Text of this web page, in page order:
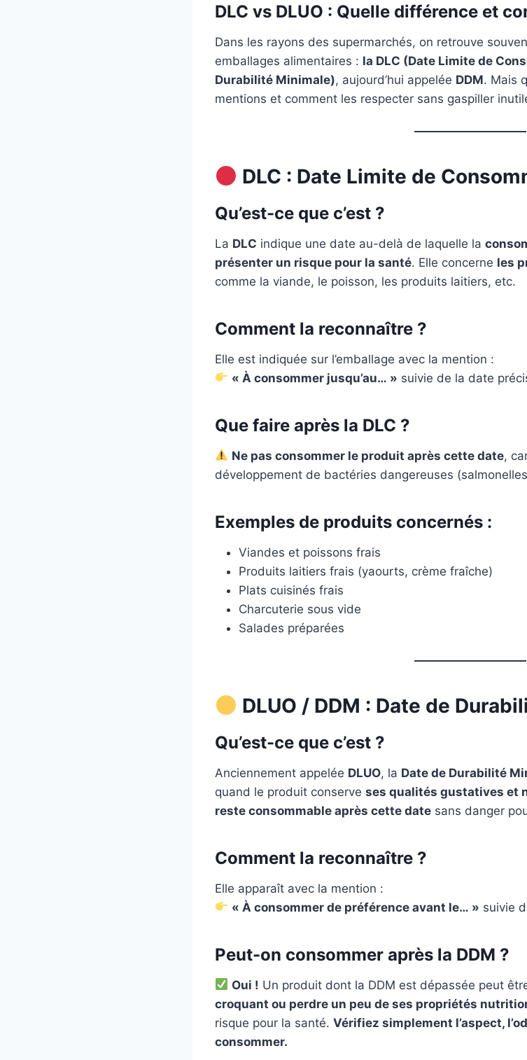
DLC vs DLUO : Quelle différence et
Dans les rayons des supermarchés, on retrouve
emballages alimentaires : la DLC (Date Limite de
Durabilité Minimale), aujourd’hui appelée DDM. Mais
mentions et comment les respecter sans gaspiller
DLC : Date Limite de
Qu’est-ce que c’est ?
La DLC indique une date au-delà de laquelle la
présenter un risque pour la santé. Elle concerne les
comme la viande, le poisson, les produits laitiers, etc.
Comment la reconnaître ?
Elle est indiquée sur l’emballage avec la mention :
« À consommer jusqu’au… » suivie de la date
Que faire après la DLC ?
Ne pas consommer le produit après cette date,
développement de bactéries dangereuses
Exemples de produits concernés :
Viandes et poissons frais
Produits laitiers frais (yaourts, crème fraîche)
Plats cuisinés frais
Charcuterie sous vide
Salades préparées
DLUO / DDM : Date de
Qu’est-ce que c’est ?
Anciennement appelée DLUO, la Date de Durabilité
quand le produit conserve ses qualités gustatives et
reste consommable après cette date sans danger
Comment la reconnaître ?
Elle apparaît avec la mention :
« À consommer de préférence avant le… » suivie
Peut-on consommer après la DDM ?
Oui ! Un produit dont la DDM est dépassée peut
croquant ou perdre un peu de ses propriétés
risque pour la santé. Vérifiez simplement l’aspect,
consommer.